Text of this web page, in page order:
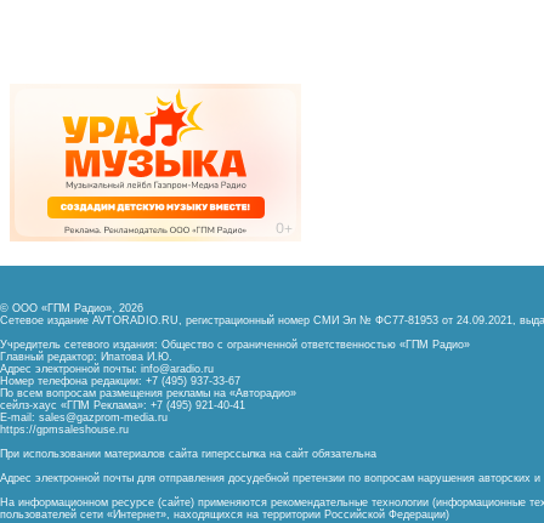
© ООО «ГПМ Радио», 2026
Сетевое издание AVTORADIO.RU, регистрационный номер СМИ Эл № ФС77-81953 от 24.09.2021,
Учредитель сетевого издания: Общество с ограниченной ответственностью «ГПМ Радио»
Главный редактор: Ипатова И.Ю.
Адрес электронной почты: info@aradio.ru
Номер телефона редакции: +7 (495) 937-33-67
По всем вопросам размещения рекламы на «Авторадио»
сейлз-хаус «ГПМ Реклама»: +7 (495) 921-40-41
E-mail: sales@gazprom-media.ru
https://gpmsaleshouse.ru
При использовании материалов сайта гиперссылка на сайт обязательна
Адрес электронной почты для отправления досудебной претензии по вопросам нарушения авторских
На информационном ресурсе (сайте) применяются рекомендательные технологии (информационные
пользователей сети «Интернет», находящихся на территории Российской Федерации)